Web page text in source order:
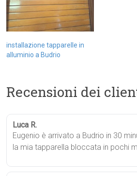
installazione tapparelle in
alluminio a Budrio
Recensioni dei
Luca R.
Eugenio è arrivato a Budrio in 30
la mia tapparella bloccata in pochi